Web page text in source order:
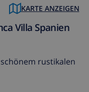
KARTE ANZEIGEN
Villa Spanien
rustikalen